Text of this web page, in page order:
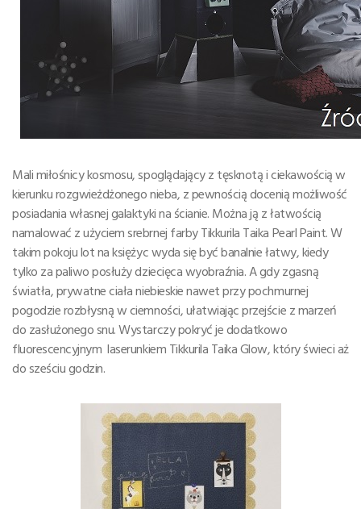
Mali miłośnicy kosmosu, spoglądający z tęsknotą i ciekawością w
kierunku rozgwieżdżonego nieba, z pewnością docenią możliwość
posiadania własnej galaktyki na ścianie. Można ją z łatwością
namalować z użyciem srebrnej farby Tikkurila Taika Pearl Paint. W
takim pokoju lot na księżyc wyda się być banalnie łatwy, kiedy
tylko za paliwo posłuży dziecięca wyobraźnia. A gdy zgasną
światła, prywatne ciała niebieskie nawet przy pochmurnej
pogodzie rozbłysną w ciemności, ułatwiając przejście z marzeń
do zasłużonego snu. Wystarczy pokryć je dodatkowo
fluorescencyjnym laserunkiem Tikkurila Taika Glow, który świeci aż
do sześciu godzin.